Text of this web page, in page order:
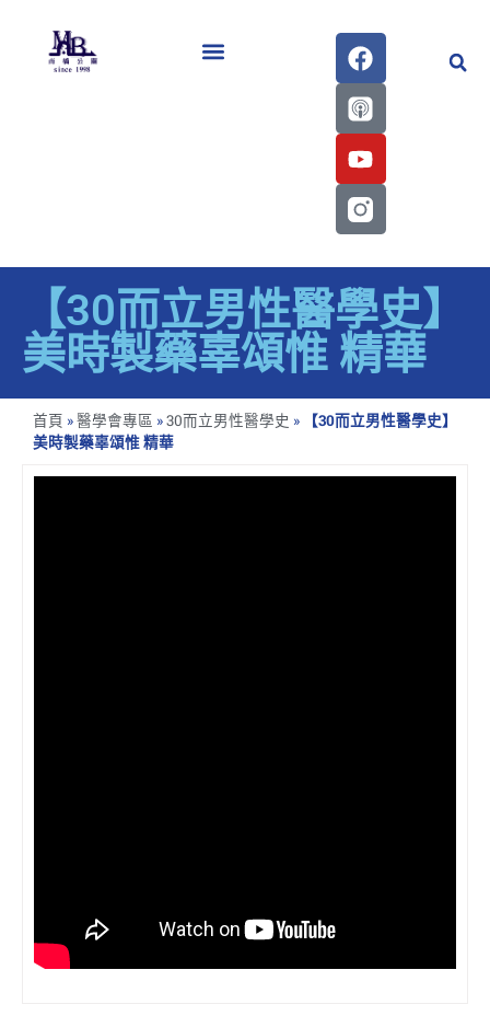
【30而立男性醫學史】
美時製藥辜頌惟 精華
首頁 »醫學會專區 »30而立男性醫學史 »
【30而立男性醫學史】
美時製藥辜頌惟 精華